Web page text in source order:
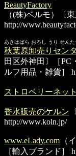
BeautyFactory
（(株)ベルモ）〔
http://
あきはばら おろし うり せんた
秋葉原卸売りセン
田区外神田〕［PC
ルフ用品・雑貨］
ストロベリーネッ
香水販売のケルン
http://www.koln.jp/
www.eLady.com （
［輸入ブランド］